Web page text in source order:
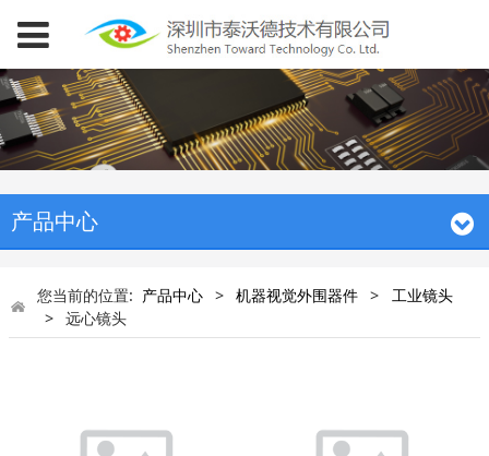
产品中心
您当前的位置: 产品中心 > 机器视觉外围器件 >
工业镜头
> 远心镜头